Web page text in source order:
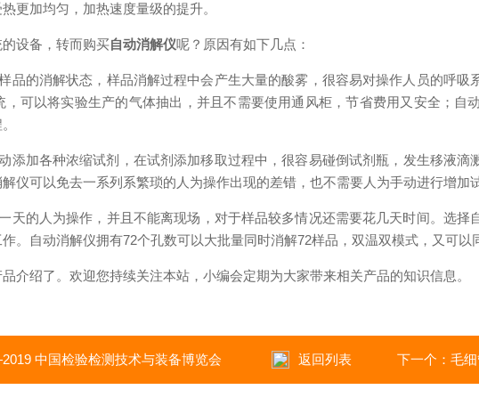
加均匀，加热速度量级的提升。
备，转而购买自动消解仪呢？原因有如下几点：
消解状态，样品消解过程中会产生大量的酸雾，很容易对操作人员的呼吸系
，可以将实验生产的气体抽出，并且不需要使用通风柜，节省费用又安全
各种浓缩试剂，在试剂添加移取过程中，很容易碰倒试剂瓶，发生移液
解仪可以免去一系列系繁琐的人为操作出现的差错，也不需要人为手动进行增加试
的人为操作，并且不能离现场，对于样品较多情况还需要花几天时间。选择
自动消解仪拥有72个孔数可以大批量同时消解72样品，双温双模式，又可以同
。欢迎您持续关注本站，小编会定期为大家带来相关产品的知识信息。
中国检验检测技术与装备博览会 返回列表 下一个：毛细